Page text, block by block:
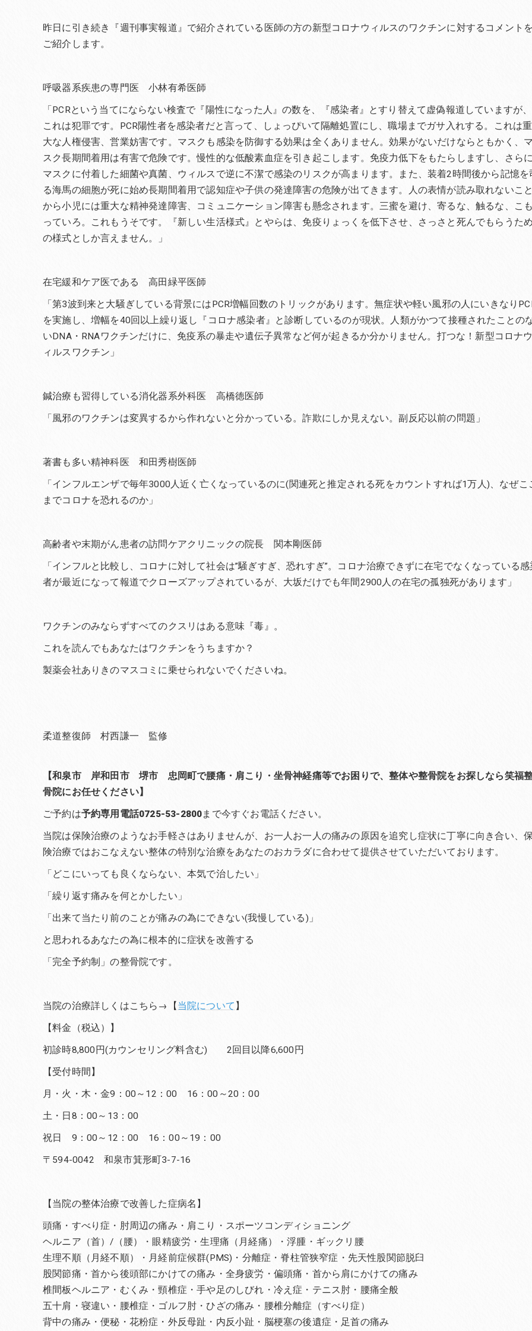
昨日に引き続き『週刊事実報道』で紹介されている医師の方の新型コロナウィルスのワクチンに対するコメント
ご紹介します。
呼吸器系疾患の専門医 小林有希医師
「PCRという当てにならない検査で『陽性になった人』の数を、『感染者』とすり替えて虚偽報道していますが、
これは犯罪です。PCR陽性者を感染者だと言って、しょっぴいて隔離処置にし、職場までガサ入れする。これは重
大な人権侵害、営業妨害です。マスクも感染を防御する効果は全くありません。効果がないだけならともかく、
スク長期間着用は有害で危険です。慢性的な低酸素血症を引き起こします。免疫力低下をもたらしますし、さら
マスクに付着した細菌や真菌、ウィルスで逆に不潔で感染のリスクが高まります。また、装着2時間後から記憶を
る海馬の細胞が死に始め長期間着用で認知症や子供の発達障害の危険が出てきます。人の表情が読み取れないこ
から小児には重大な精神発達障害、コミュニケーション障害も懸念されます。三蜜を避け、寄るな、触るな、こ
っていろ。これもうそです。『新しい生活様式』とやらは、免疫りょっくを低下させ、さっさと死んでもらうた
の様式としか言えません。」
在宅緩和ケア医である 高田緑平医師
「第3波到来と大騒ぎしている背景にはPCR増幅回数のトリックがあります。無症状や軽い風邪の人にいきなり
を実施し、増幅を40回以上繰り返し『コロナ感染者』と診断しているのが現状。人類がかつて接種されたことの
いDNA・RNAワクチンだけに、免疫系の暴走や遺伝子異常など何が起きるか分かりません。打つな！新型コロナ
ィルスワクチン」
鍼治療も習得している消化器系外科医 高橋徳医師
「風邪のワクチンは変異するから作れないと分かっている。詐欺にしか見えない。副反応以前の問題」
著書も多い精神科医 和田秀樹医師
「インフルエンザで毎年3000人近く亡くなっているのに(関連死と推定される死をカウントすれば1万人)、なぜこ
までコロナを恐れるのか」
高齢者や末期がん患者の訪問ケアクリニックの院長 関本剛医師
「インフルと比較し、コロナに対して社会は”騒ぎすぎ、恐れすぎ”。コロナ治療できずに在宅でなくなっている感
者が最近になって報道でクローズアップされているが、大坂だけでも年間2900人の在宅の孤独死があります」
ワクチンのみならずすべてのクスリはある意味『毒』。
これを読んでもあなたはワクチンをうちますか？
製薬会社ありきのマスコミに乗せられないでくださいね。
柔道整復師 村西謙一 監修
【和泉市 岸和田市 堺市 忠岡町で腰痛・肩こり・坐骨神経痛等でお困りで、整体や整骨院をお探しなら笑福
骨院にお任せください】
ご予約は予約専用電話0725-53-2800まで今すぐお電話ください。
当院は保険治療のようなお手軽さはありませんが、お一人お一人の痛みの原因を追究し症状に丁寧に向き合い、
険治療ではおこなえない整体の特別な治療をあなたのおカラダに合わせて提供させていただいております。
「どこにいっても良くならない、本気で治したい」
「繰り返す痛みを何とかしたい」
「出来て当たり前のことが痛みの為にできない(我慢している)」
と思われるあなたの為に根本的に症状を改善する
「完全予約制」の整骨院です。
当院の治療詳しくはこちら→【 当院について 】
【料金（税込）】
初診時8,800円(カウンセリング料含む) 2回目以降6,600円
【受付時間】
月・火・木・金9：00～12：00 16：00～20：00
土・日8：00～13：00
祝日 9：00～12：00 16：00～19：00
〒594-0042 和泉市箕形町3-7-16
【当院の整体治療で改善した症病名】
頭痛・すべり症・肘周辺の痛み・肩こり・スポーツコンディショニング
ヘルニア（首）/（腰）・眼精疲労・生理痛（月経痛）・浮腫・ギックリ腰
生理不順（月経不順）・月経前症候群(PMS)・分離症・脊柱管狭窄症・先天性股関節脱臼
股関節痛・首から後頭部にかけての痛み・全身疲労・偏頭痛・首から肩にかけての痛み
椎間板ヘルニア・むくみ・頸椎症・手や足のしびれ・冷え症・テニス肘・腰痛全般
五十肩・寝違い・腰椎症・ゴルフ肘・ひざの痛み・腰椎分離症（すべり症）
背中の痛み・便秘・花粉症・外反母趾・内反小趾・脳梗塞の後遺症・足首の痛み